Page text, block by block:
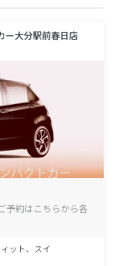
ー大分駅前春日店
予約はこちらから各
ット、スイ